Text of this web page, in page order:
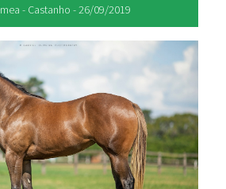
- Castanho - 26/09/2019